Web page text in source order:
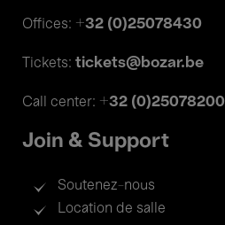
Offices: +32 (0)25078430
Tickets: tickets@bozar.be
Call center: +32 (0)25078200
Join & Support
Soutenez-nous
Location de salle